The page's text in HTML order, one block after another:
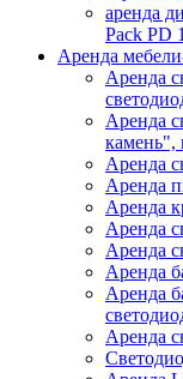
аренда
Pack PD
Аренда
Аренда
Аренда
камень",
Аренда
Аренда
Аренда
Аренда
Аренда
Аренда
Аренда
Аренда